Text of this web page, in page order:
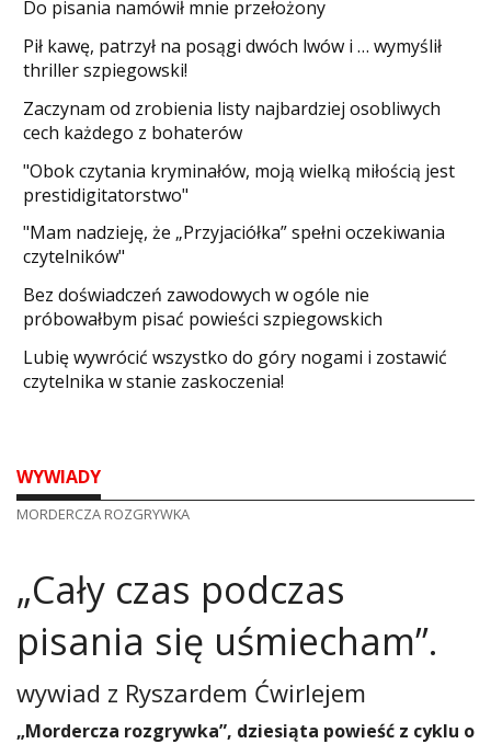
Do pisania namówił mnie przełożony
​Pił kawę, patrzył na posągi dwóch lwów i … wymyślił
thriller szpiegowski!
Zaczynam od zrobienia listy najbardziej osobliwych
cech każdego z bohaterów
"Obok czytania kryminałów, moją wielką miłością jest
prestidigitatorstwo"
"Mam nadzieję, że „Przyjaciółka” spełni oczekiwania
czytelników"
Bez doświadczeń zawodowych w ogóle nie
próbowałbym pisać powieści szpiegowskich
​Lubię wywrócić wszystko do góry nogami i zostawić
czytelnika w stanie zaskoczenia!
WYWIADY
MORDERCZA ROZGRYWKA
​„Cały czas podczas
pisania się uśmiecham”.
wywiad z Ryszardem Ćwirlejem
„Mordercza rozgrywka”, dziesiąta powieść z cyklu o